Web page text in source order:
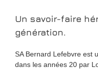
Un savoir-faire
génération.
SA Bernard Lefebvre est
dans les années 20 par